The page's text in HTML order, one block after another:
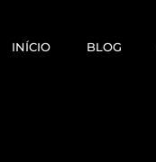
INÍCIO BLOG